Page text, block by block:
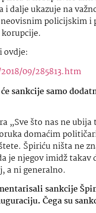
dalje ukazuje na
policijskim
ovdje:
09/285813.htm
sankcije samo
„Sve što nas ne
domaćim
Špiriću ništa ne
je njegov imidž
a ni generalno.
sankcije
Čega su